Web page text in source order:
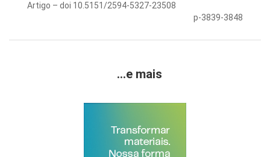
Artigo – doi 10.5151/2594-5327-23508
p-3839-3848
...e mais